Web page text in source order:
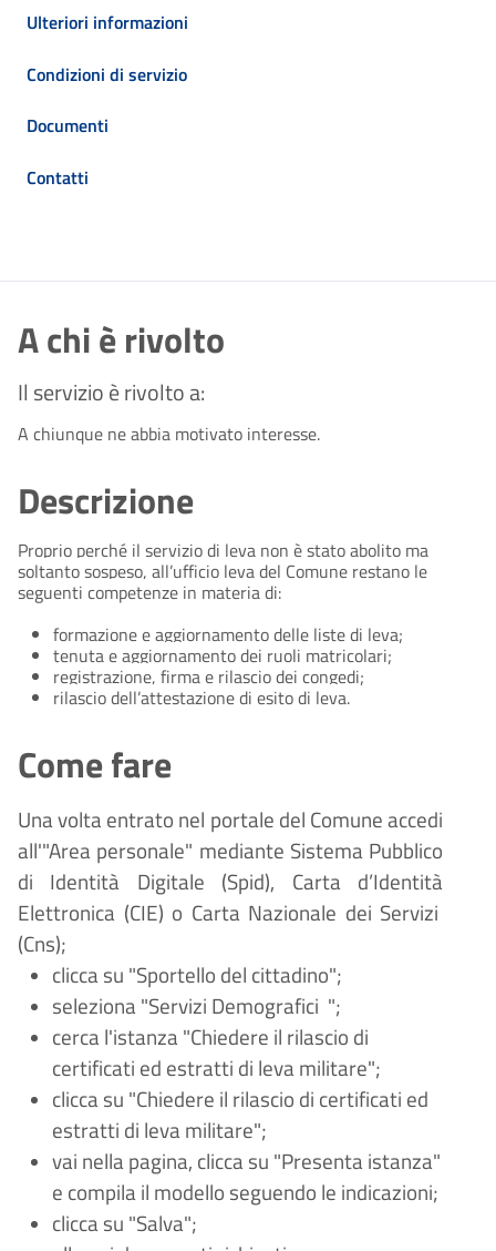
Ulteriori informazioni
Condizioni di servizio
Documenti
Contatti
A chi è rivolto
Il servizio è rivolto a:
A chiunque ne abbia motivato interesse.
Descrizione
Proprio perché il servizio di leva non è stato abolito ma
soltanto sospeso, all’ufficio leva del Comune restano le
seguenti competenze in materia di:
formazione e aggiornamento delle liste di leva;
tenuta e aggiornamento dei ruoli matricolari;
registrazione, firma e rilascio dei congedi;
rilascio dell’attestazione di esito di leva.
Come fare
Una volta entrato nel portale del Comune accedi
all'"Area personale" mediante Sistema Pubblico
di Identità Digitale (Spid), Carta d’Identità
Elettronica (CIE) o Carta Nazionale dei Servizi
(Cns);
clicca su "Sportello del cittadino";
seleziona "Servizi Demografici ";
cerca l'istanza "Chiedere il rilascio di
certificati ed estratti di leva militare";
clicca su "Chiedere il rilascio di certificati ed
estratti di leva militare";
vai nella pagina, clicca su "Presenta istanza"
e compila il modello seguendo le indicazioni;
clicca su "Salva";